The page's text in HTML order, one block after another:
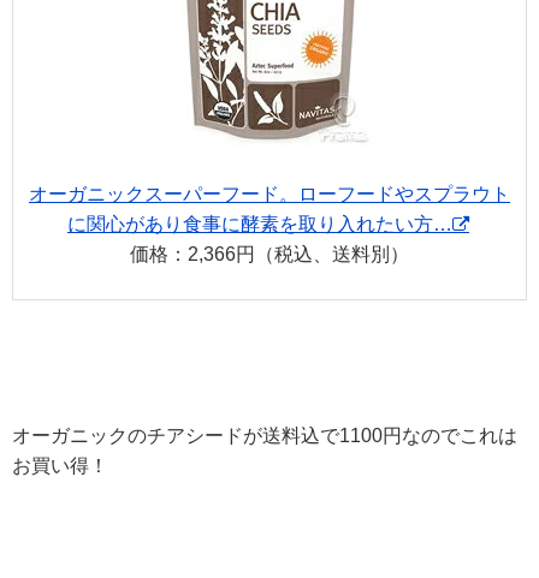
オーガニックスーパーフード。ローフードやスプラウト
に関心があり食事に酵素を取り入れたい方…
価格：2,366円（税込、送料別）
オーガニックのチアシードが送料込で1100円なのでこれは
お買い得！